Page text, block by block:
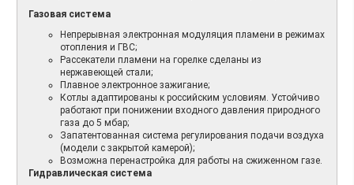
Газовая система
Непрерывная электронная модуляция пламени в режимах
отопления и ГВС;
Рассекатели пламени на горелке сделаны из
нержавеющей стали;
Плавное электронное зажигание;
Котлы адаптированы к российским условиям. Устойчиво
работают при понижении входного давления природного
газа до 5 мбар;
Запатентованная система регулирования подачи воздуха
(модели с закрытой камерой);
Возможна перенастройка для работы на сжиженном газе.
Гидравлическая система